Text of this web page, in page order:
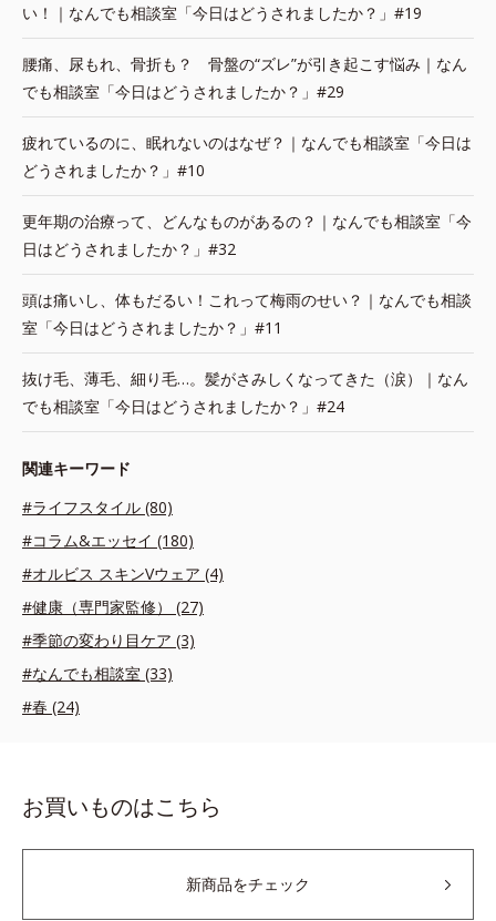
い！｜なんでも相談室「今日はどうされましたか？」#19
腰痛、尿もれ、骨折も？ 骨盤の“ズレ”が引き起こす悩み｜なん
でも相談室「今日はどうされましたか？」#29
疲れているのに、眠れないのはなぜ？｜なんでも相談室「今日は
どうされましたか？」#10
更年期の治療って、どんなものがあるの？｜なんでも相談室「今
日はどうされましたか？」#32
頭は痛いし、体もだるい！これって梅雨のせい？｜なんでも相談
室「今日はどうされましたか？」#11
抜け毛、薄毛、細り毛…。髪がさみしくなってきた（涙）｜なん
でも相談室「今日はどうされましたか？」#24
関連キーワード
#ライフスタイル (80)
#コラム&エッセイ (180)
#オルビス スキンVウェア (4)
#健康（専門家監修） (27)
#季節の変わり目ケア (3)
#なんでも相談室 (33)
#春 (24)
お買いものはこちら
新商品をチェック